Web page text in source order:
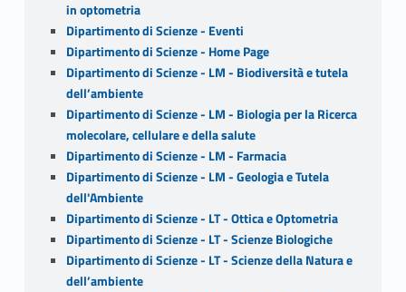
in optometria
Dipartimento di Scienze - Eventi
Dipartimento di Scienze - Home Page
Dipartimento di Scienze - LM - Biodiversità e tutela
dell’ambiente
Dipartimento di Scienze - LM - Biologia per la Ricerca
molecolare, cellulare e della salute
Dipartimento di Scienze - LM - Farmacia
Dipartimento di Scienze - LM - Geologia e Tutela
dell'Ambiente
Dipartimento di Scienze - LT - Ottica e Optometria
Dipartimento di Scienze - LT - Scienze Biologiche
Dipartimento di Scienze - LT - Scienze della Natura e
dell’ambiente